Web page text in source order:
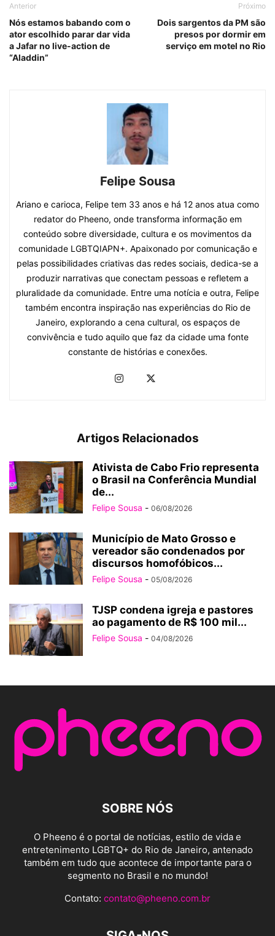
Anterior
Nós estamos babando com o
ator escolhido parar dar vida
a Jafar no live-action de
“Aladdin”
Próximo
Dois sargentos da PM são
presos por dormir em
serviço em motel no Rio
Felipe Sousa
Ariano e carioca, Felipe tem 33 anos e há 12 anos atua como
redator do Pheeno, onde transforma informação em
conteúdo sobre diversidade, cultura e os movimentos da
comunidade LGBTQIAPN+. Apaixonado por comunicação e
pelas possibilidades criativas das redes sociais, dedica-se a
produzir narrativas que conectam pessoas e refletem a
pluralidade da comunidade. Entre uma notícia e outra, Felipe
também encontra inspiração nas experiências do Rio de
Janeiro, explorando a cena cultural, os espaços de
convivência e tudo aquilo que faz da cidade uma fonte
constante de histórias e conexões.
Artigos Relacionados
Ativista de Cabo Frio representa
o Brasil na Conferência Mundial
de...
Felipe Sousa - 06/08/2026
Município de Mato Grosso e
vereador são condenados por
discursos homofóbicos...
Felipe Sousa - 05/08/2026
TJSP condena igreja e pastores
ao pagamento de R$ 100 mil...
Felipe Sousa - 04/08/2026
SOBRE NÓS
O Pheeno é o portal de notícias, estilo de vida e
entretenimento LGBTQ+ do Rio de Janeiro, antenado
também em tudo que acontece de importante para o
segmento no Brasil e no mundo!
Contato: contato@pheeno.com.br